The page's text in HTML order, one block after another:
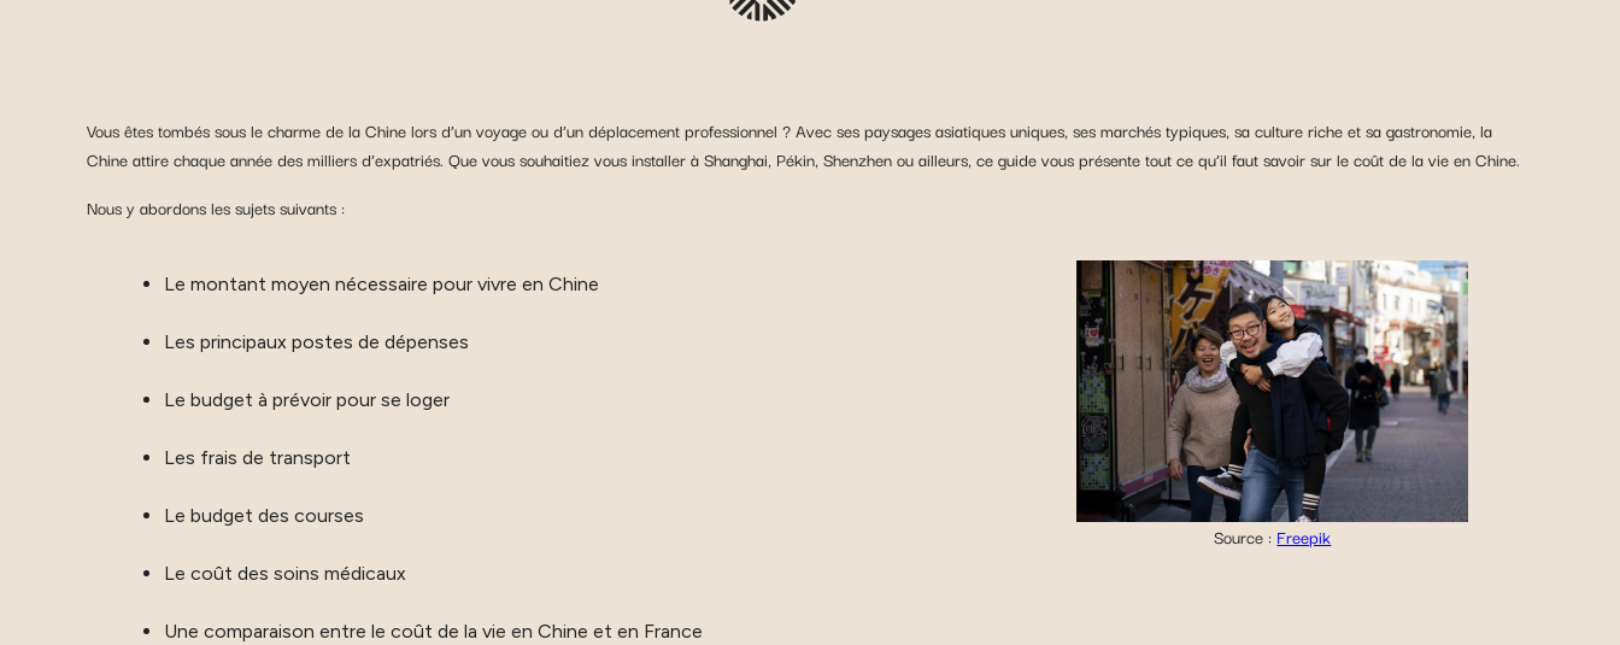
Vous êtes tombés sous le charme de la Chine lors d’un voyage ou d’un déplacement professionnel ? Avec ses paysages asiatiques uniques, ses marchés typiques, sa culture riche et sa gastronomie, la
Chine attire chaque année des milliers d’expatriés. Que vous souhaitiez vous installer à Shanghai, Pékin, Shenzhen ou ailleurs, ce guide vous présente tout ce qu’il faut savoir sur le coût de la vie en Chine.
Nous y abordons les sujets suivants :
Le montant moyen nécessaire pour vivre en Chine
Les principaux postes de dépenses
Le budget à prévoir pour se loger
Les frais de transport
Le budget des courses
Le coût des soins médicaux
Une comparaison entre le coût de la vie en Chine et en France
Source : Freepik